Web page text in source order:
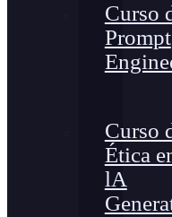
Curso
Prompt
Curso
Ética
lA